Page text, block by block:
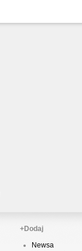
+Dodaj
Newsa